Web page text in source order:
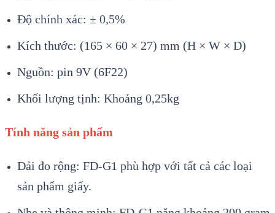
Độ chính xác: ± 0,5%
Kích thước: (165 × 60 × 27) mm (H × W × D)
Nguồn: pin 9V (6F22)
Khối lượng tịnh: Khoảng 0,25kg
Tính năng sản phẩm
Dải đo rộng: FD-G1 phù hợp với tất cả các loại
sản phẩm giấy.